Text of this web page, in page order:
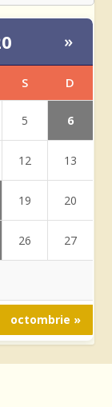
»
S D
5 6
12 13
19 20
26 27
octombrie »